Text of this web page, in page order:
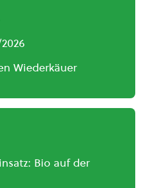
Wiederkäuer
Bio auf der